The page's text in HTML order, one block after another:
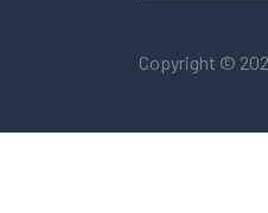
Copyright ©